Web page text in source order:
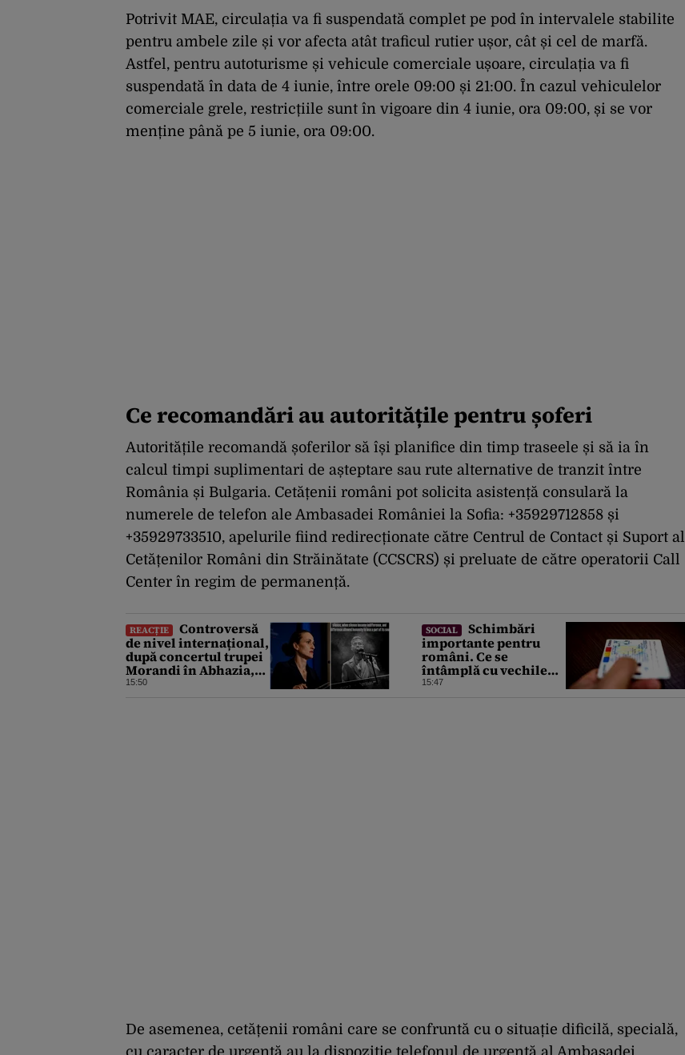
Potrivit MAE, circulația va fi suspendată complet pe pod în intervalele stabilite
pentru ambele zile și vor afecta atât traficul rutier ușor, cât și cel de marfă.
Astfel, pentru autoturisme și vehicule comerciale ușoare, circulația va fi
suspendată în data de 4 iunie, între orele 09:00 și 21:00. În cazul vehiculelor
comerciale grele, restricțiile sunt în vigoare din 4 iunie, ora 09:00, și se vor
menține până pe 5 iunie, ora 09:00.
Ce recomandări au autoritățile pentru șoferi
Autoritățile recomandă șoferilor să își planifice din timp traseele și să ia în
calcul timpi suplimentari de așteptare sau rute alternative de tranzit între
România și Bulgaria. Cetățenii români pot solicita asistență consulară la
numerele de telefon ale Ambasadei României la Sofia: +35929712858 și
+35929733510, apelurile fiind redirecționate către Centrul de Contact și Suport al
Cetățenilor Români din Străinătate (CCSCRS) și preluate de către operatorii Call
Center în regim de permanență.
REACȚIE
Controversă
de nivel internațional,
după concertul trupei
Morandi în Abhazia,
regiune separatistă,
15:50
SOCIAL
Schimbări
importante pentru
români. Ce se
întâmplă cu vechile
cărți de identitate. Ce
15:47
De asemenea, cetățenii români care se confruntă cu o situație dificilă, specială,